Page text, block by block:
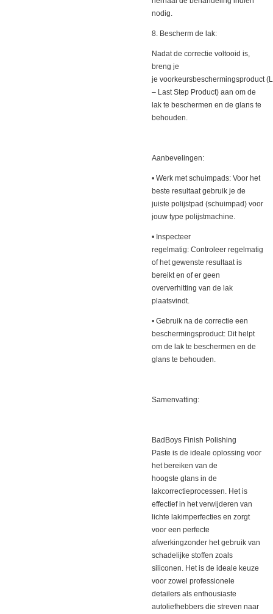
nodig.
8. Bescherm de lak:
Nadat de correctie voltooid is,
breng je
je voorkeursbeschermingsproduct
– Last Step Product) aan om de
lak te beschermen en de glans te
behouden.
Aanbevelingen:
• Werk met schuimpads: Voor het
beste resultaat gebruik je de
juiste polijstpad (schuimpad) voor
jouw type polijstmachine.
• Inspecteer
regelmatig: Controleer regelmatig
of het gewenste resultaat is
bereikt en of er geen
oververhitting van de lak
plaatsvindt.
• Gebruik na de correctie een
beschermingsproduct: Dit helpt
om de lak te beschermen en de
glans te behouden.
Samenvatting:
BadBoys Finish Polishing
Paste is de ideale oplossing voor
het bereiken van de
hoogste glans in de
lakcorrectieprocessen. Het is
effectief in het verwijderen van
lichte lakimperfecties en zorgt
voor een perfecte
afwerkingzonder het gebruik van
schadelijke stoffen zoals
siliconen. Het is de ideale keuze
voor zowel professionele
detailers als enthousiaste
autoliefhebbers die streven naar